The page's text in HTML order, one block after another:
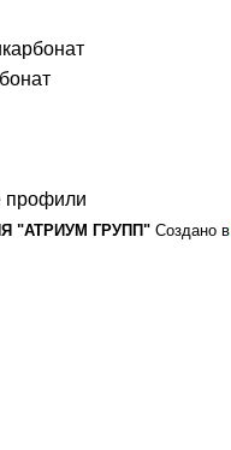
профили
"АТРИУМ ГРУПП" Создано в